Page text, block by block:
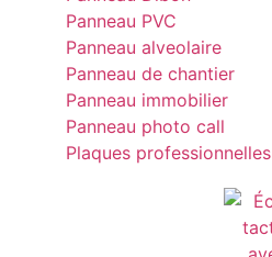
Panneau PVC
Panneau alveolaire
Panneau de chantier
Panneau immobilier
Panneau photo call
Plaques professionnelles